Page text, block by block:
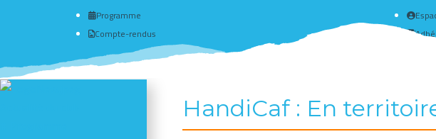
Programme
Compte-rendus
HandiCaf : En